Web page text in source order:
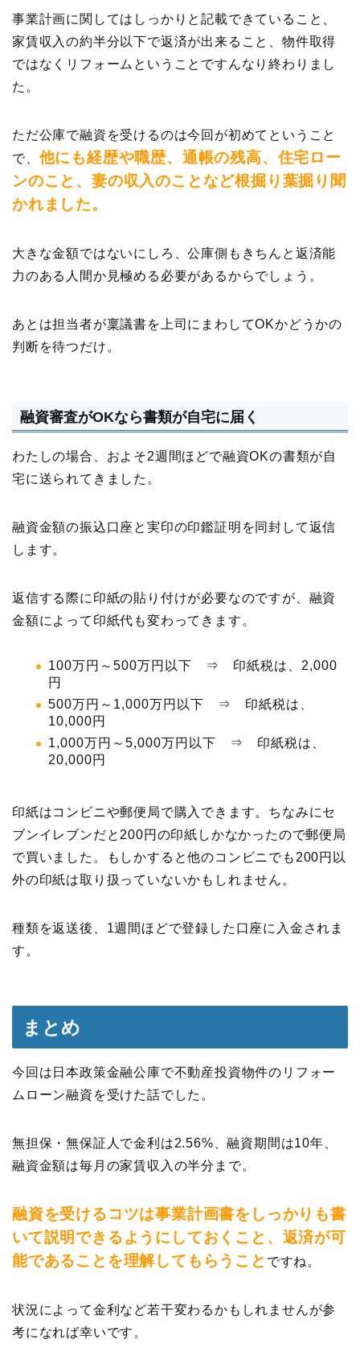
事業計画に関してはしっかりと記載できていること、
家賃収入の約半分以下で返済が出来ること、物件取得
ではなくリフォームということですんなり終わりまし
た。
ただ公庫で融資を受けるのは今回が初めてということ
で、 他にも経歴や職歴、通帳の残高、住宅ロー
ンのこと、妻の収入のことなど根掘り葉掘り聞
かれました。
大きな金額ではないにしろ、公庫側もきちんと返済能
力のある人間か見極める必要があるからでしょう。
あとは担当者が稟議書を上司にまわしてOKかどうかの
判断を待つだけ。
融資審査がOKなら書類が自宅に届く
わたしの場合、およそ2週間ほどで融資OKの書類が自
宅に送られてきました。
融資金額の振込口座と実印の印鑑証明を同封して返信
します。
返信する際に印紙の貼り付けが必要なのですが、融資
金額によって印紙代も変わってきます。
100万円～500万円以下 ⇒ 印紙税は、2,000
円
500万円～1,000万円以下 ⇒ 印紙税は、
10,000円
1,000万円～5,000万円以下 ⇒ 印紙税は、
20,000円
印紙はコンビニや郵便局で購入できます。ちなみにセ
ブンイレブンだと200円の印紙しかなかったので郵便局
で買いました。もしかすると他のコンビニでも200円以
外の印紙は取り扱っていないかもしれません。
種類を返送後、1週間ほどで登録した口座に入金されま
す。
まとめ
今回は日本政策金融公庫で不動産投資物件のリフォー
ムローン融資を受けた話でした。
無担保・無保証人で金利は2.56%、融資期間は10年、
融資金額は毎月の家賃収入の半分まで。
融資を受けるコツは事業計画書をしっかりも書
いて説明できるようにしておくこと、返済が可
能であることを理解してもらうこと ですね。
状況によって金利など若干変わるかもしれませんが参
考になれば幸いです。